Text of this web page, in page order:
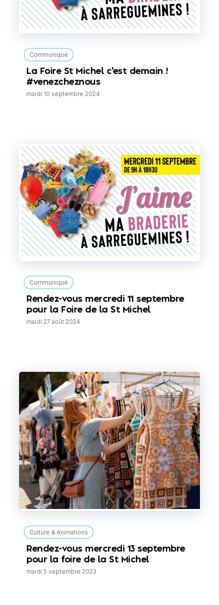
Communiqué
La Foire St Michel c'est demain !
#venezcheznous
mardi 10 septembre 2024
Communiqué
Rendez-vous mercredi 11 septembre
pour la Foire de la St Michel
mardi 27 août 2024
Culture & Animations
Rendez-vous mercredi 13 septembre
pour la foire de la St Michel
mardi 5 septembre 2023